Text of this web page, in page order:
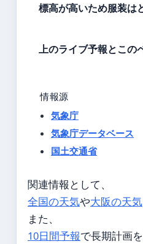
標高が高いため服装は
上のライブ予報とこの
情報源
気象庁
気象庁データベース
国土交通省
関連情報として、
全国の天気や大阪の天気
また、
10日間予報で長期計画